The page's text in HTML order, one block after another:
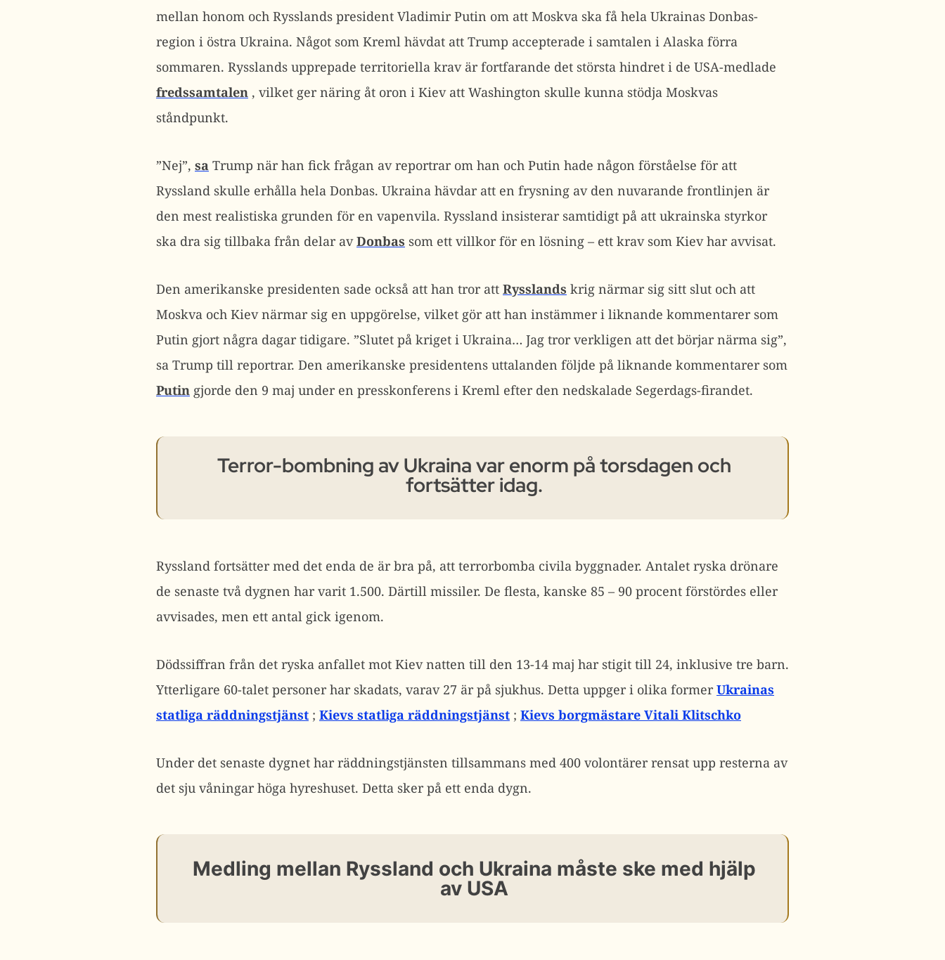
mellan honom och Rysslands president Vladimir Putin om att Moskva ska få hela Ukrainas Donbas-
region i östra Ukraina. Något som Kreml hävdat att Trump accepterade i samtalen i Alaska förra
sommaren. Rysslands upprepade territoriella krav är fortfarande det största hindret i de USA-medlade
fredssamtalen , vilket ger näring åt oron i Kiev att Washington skulle kunna stödja Moskvas
ståndpunkt.
”Nej”, sa Trump när han fick frågan av reportrar om han och Putin hade någon förståelse för att
Ryssland skulle erhålla hela Donbas. Ukraina hävdar att en frysning av den nuvarande frontlinjen är
den mest realistiska grunden för en vapenvila. Ryssland insisterar samtidigt på att ukrainska styrkor
ska dra sig tillbaka från delar avDonbas som ett villkor för en lösning – ett krav som Kiev har avvisat.
Den amerikanske presidenten sade också att han tror att Rysslands krig närmar sig sitt slut och att
Moskva och Kiev närmar sig en uppgörelse, vilket gör att han instämmer i liknande kommentarer som
Putin gjort några dagar tidigare. ”Slutet på kriget i Ukraina… Jag tror verkligen att det börjar närma sig”,
sa Trump till reportrar. Den amerikanske presidentens uttalanden följde på liknande kommentarer som
Putin gjorde den 9 maj under en presskonferens i Kreml efter den nedskalade Segerdags-firandet.
Terror-bombning av Ukraina var enorm på torsdagen och
fortsätter idag.
Ryssland fortsätter med det enda de är bra på, att terrorbomba civila byggnader. Antalet ryska drönare
de senaste två dygnen har varit 1.500. Därtill missiler. De flesta, kanske 85 – 90 procent förstördes eller
avvisades, men ett antal gick igenom.
Dödssiffran från det ryska anfallet mot Kiev natten till den 13-14 maj har stigit till 24, inklusive tre barn.
Ytterligare 60-talet personer har skadats, varav 27 är på sjukhus. Detta uppger i olika formerUkrainas
statliga räddningstjänst ; Kievs statliga räddningstjänst ; Kievs borgmästare Vitali Klitschko
Under det senaste dygnet har räddningstjänsten tillsammans med 400 volontärer rensat upp resterna av
det sju våningar höga hyreshuset. Detta sker på ett enda dygn.
Medling mellan Ryssland och Ukraina måste ske med hjälp
av USA